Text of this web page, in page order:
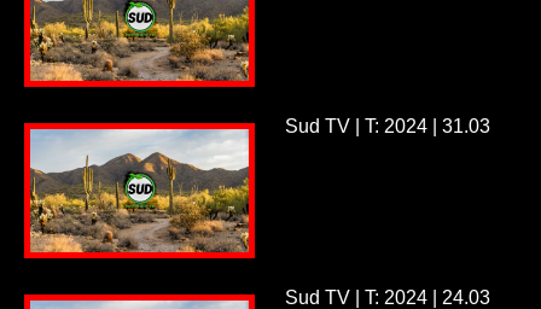
Sud TV | T: 2024 | 31.03
Sud TV | T: 2024 | 24.03